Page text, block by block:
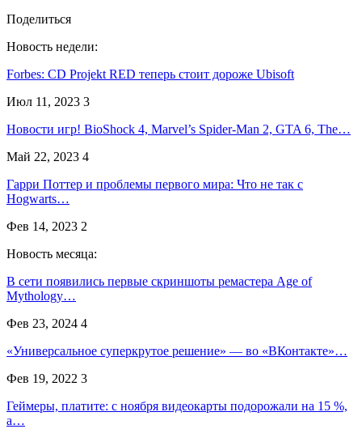
Поделиться
Новость недели:
Forbes: CD Projekt RED теперь стоит дороже Ubisoft
Июл 11, 2023 3
Новости игр! BioShock 4, Marvel’s Spider-Man 2, GTA 6, The…
Май 22, 2023 4
Гарри Поттер и проблемы первого мира: Что не так с
Hogwarts…
Фев 14, 2023 2
Новость месяца:
В сети появились первые скриншоты ремастера Age of
Mythology…
Фев 23, 2024 4
«Универсальное суперкрутое решение» — во «ВКонтакте»…
Фев 19, 2022 3
Геймеры, платите: с ноября видеокарты подорожали на 15 %,
а…